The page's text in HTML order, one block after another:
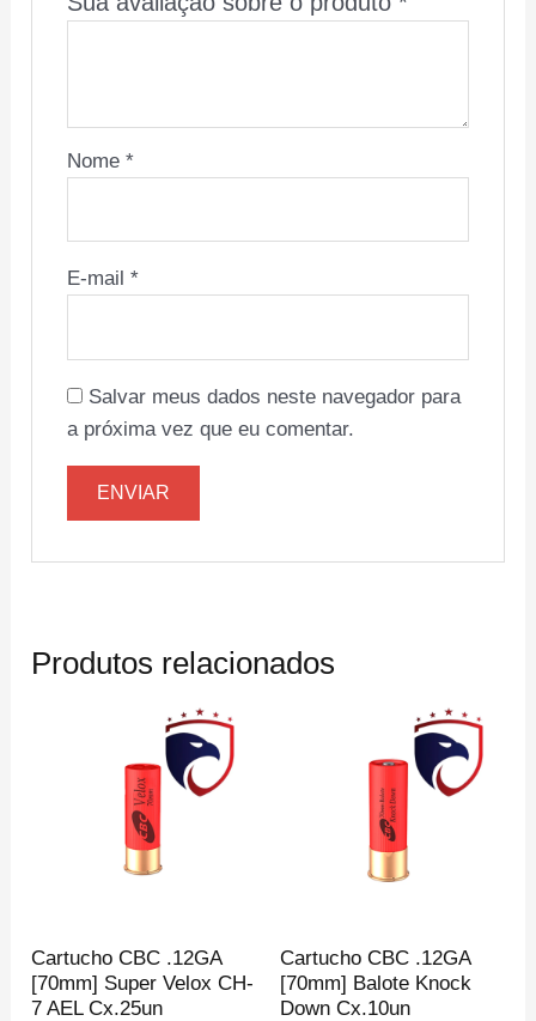
Nome *
E-mail *
Salvar meus dados neste navegador para
a próxima vez que eu comentar.
Produtos relacionados
Cartucho CBC .12GA
[70mm] Super Velox CH-
7 AEL Cx.25un
Cartucho CBC .12GA
[70mm] Balote Knock
Down Cx.10un